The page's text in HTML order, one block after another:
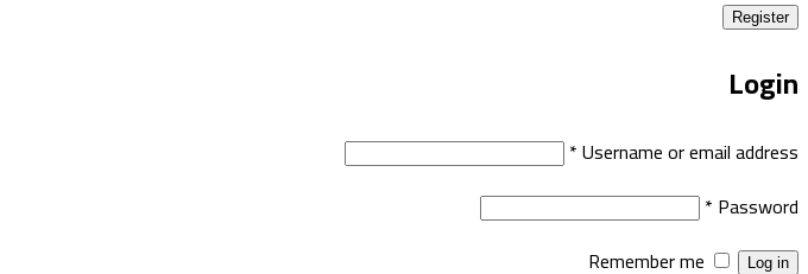
Register
Login
Username or email address
*
Password
*
Log in
Remember me